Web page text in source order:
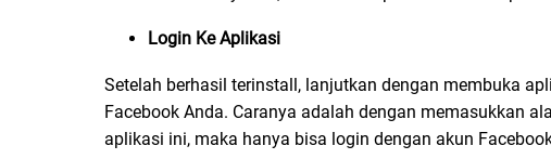
Login Ke Aplikasi
Setelah berhasil terinstall, lanjutkan dengan membuka
Facebook Anda. Caranya adalah dengan memasukkan
aplikasi ini, maka hanya bisa login dengan akun